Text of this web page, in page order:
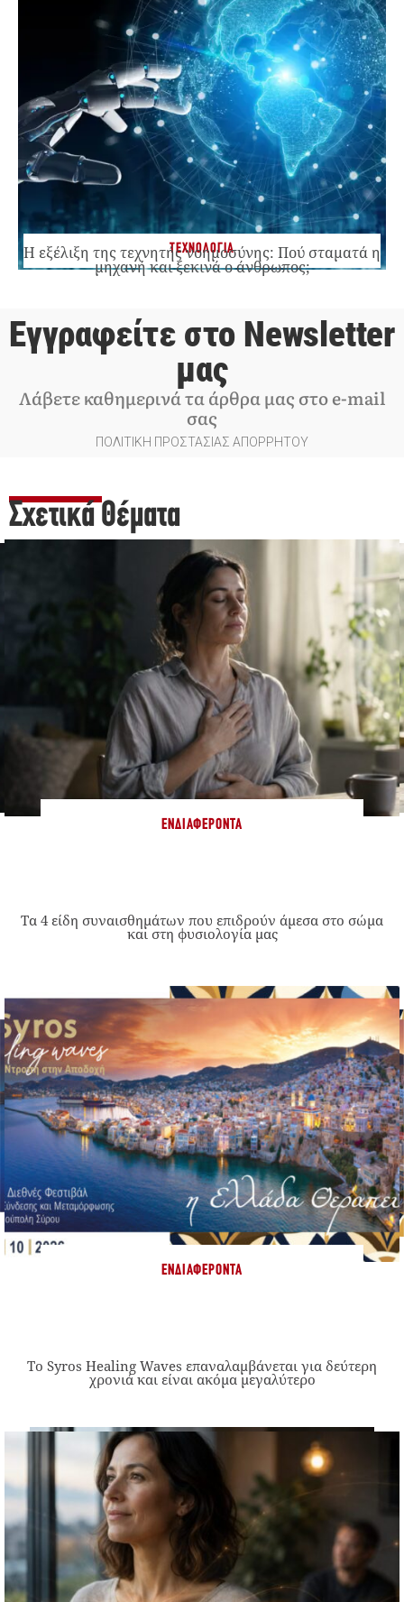
ΤΕΧΝΟΛΟΓΙΑ
Η εξέλιξη της τεχνητής νοημοσύνης: Πού σταματά η
μηχανή και ξεκινά ο άνθρωπος;
Εγγραφείτε στο Newsletter
μας
Λάβετε καθημερινά τα άρθρα μας στο e-mail
σας
ΠΟΛΙΤΙΚΗ ΠΡΟΣΤΑΣΙΑΣ ΑΠΟΡΡΗΤΟΥ
Σχετικά Θέματα
ΕΝΔΙΑΦΈΡΟΝΤΑ
Τα 4 είδη συναισθημάτων που επιδρούν άμεσα στο σώμα
και στη φυσιολογία μας
ΕΝΔΙΑΦΈΡΟΝΤΑ
Το Syros Healing Waves επαναλαμβάνεται για δεύτερη
χρονιά και είναι ακόμα μεγαλύτερο